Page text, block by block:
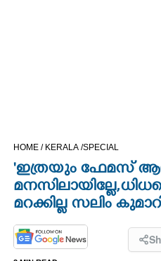
CINEMA
OPINION
PHOTOS
HOME / KERALA /SPECIAL
'ഇത്രയും ഫേമസ്
മറക്കില്ല സലിം